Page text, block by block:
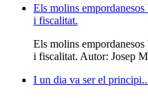
Els molins
i fiscalitat.
Els molins
i fiscalitat. Autor: Josep
I un dia va ser el